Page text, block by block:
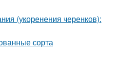
(укоренения черенков):
сорта